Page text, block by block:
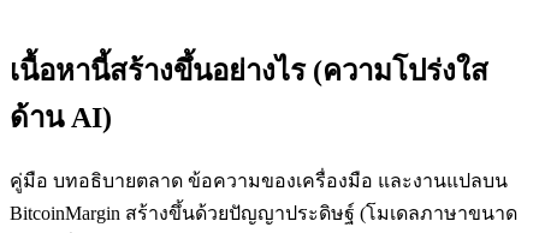
เนื้อหานี้สร้างขึ้นอย่างไร (ความโปร่งใส
ด้าน AI)
คู่มือ บทอธิบายตลาด ข้อความของเครื่องมือ และงานแปลบน
BitcoinMargin สร้างขึ้นด้วยปัญญาประดิษฐ์ (โมเดลภาษาขนาด